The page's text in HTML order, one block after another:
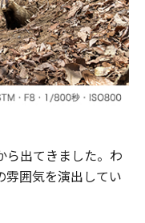
ら出てきました。わ
雰囲気を演出してい